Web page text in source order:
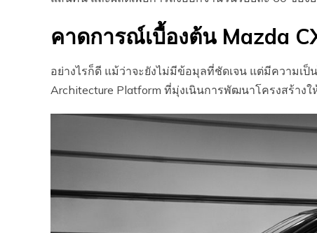
คาดการณ์เบื้องต้น Mazda
อย่างไรก็ดี แม้ว่าจะยังไม่มีข้อมุลที่ชัดเจน แต่มีความเป็
Architecture Platform ที่มุ่งเนินการพัฒนาโครงสร้าง